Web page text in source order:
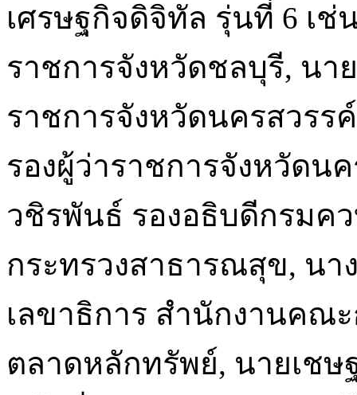
เศรษฐกิจดิจิทัล รุ่นที่ 6 เ
ราชการจังหวัดชลบุรี, นา
ราชการจังหวัดนครสวรร
รองผู้ว่าราชการจังหวัด
วชิรพันธ์ รองอธิบดีกรมค
กระทรวงสาธารณสุข, นา
เลขาธิการ สำนักงานคณ
ตลาดหลักทรัพย์, นายเชษ